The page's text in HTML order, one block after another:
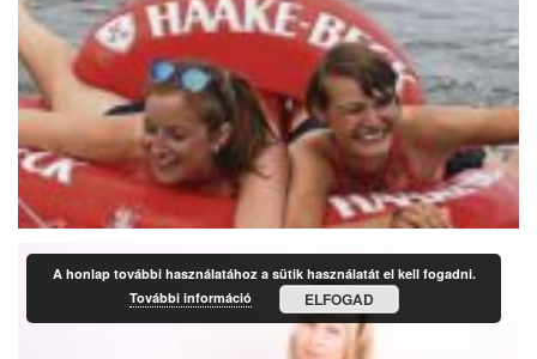
A honlap további használatához a sütik használatát el kell fogadni.
További információ
ELFOGAD